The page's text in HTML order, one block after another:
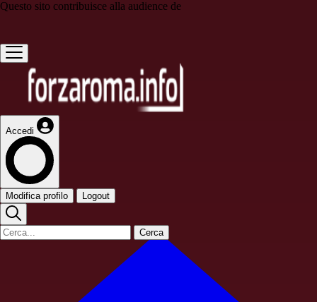
Questo sito contribuisce alla audience de
Accedi
Modifica profilo Logout
Cerca